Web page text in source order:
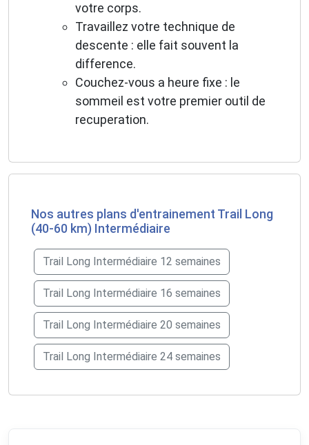
votre corps.
Travaillez votre technique de
descente : elle fait souvent la
difference.
Couchez-vous a heure fixe : le
sommeil est votre premier outil de
recuperation.
Nos autres plans d'entrainement Trail Long
(40-60 km) Intermédiaire
Trail Long Intermédiaire 12 semaines
Trail Long Intermédiaire 16 semaines
Trail Long Intermédiaire 20 semaines
Trail Long Intermédiaire 24 semaines